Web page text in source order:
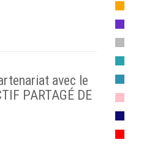
avec le
PARTAGÉ DE